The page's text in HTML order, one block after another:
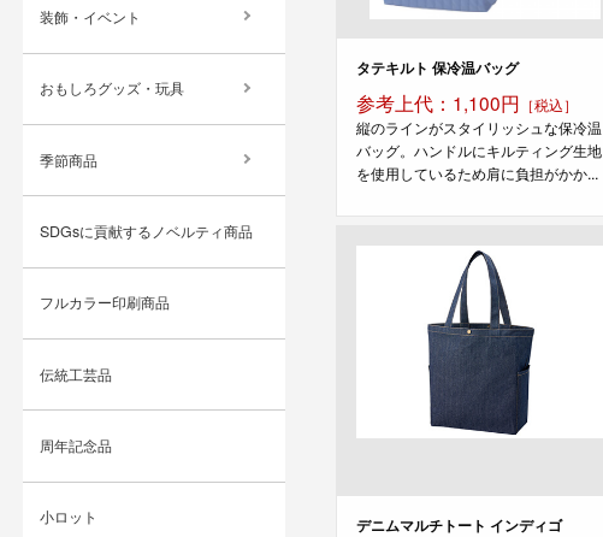
タテキルト 保冷温バッグ
参考上代：1,100円 ［税込］
縦のラインがスタイリッシュな保冷温
バッグ。ハンドルにキルティング生地
を使用しているため肩に負担がかか...
デニムマルチトート インディゴ
装飾・イベント
おもしろグッズ・玩具
季節商品
SDGsに貢献するノベルティ商品
フルカラー印刷商品
伝統工芸品
周年記念品
小ロット